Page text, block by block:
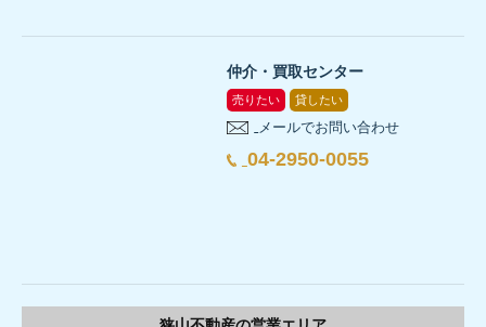
仲介・買取センター
売りたい 貸したい
メールでお問い合わせ
04-2950-0055